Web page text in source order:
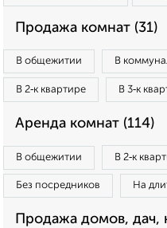
Продажа комнат (31)
В общежитии В
В 2‑к квартире В 3‑к
Аренда комнат (114)
В общежитии В 2‑к
Без посредников На
Продажа домов, дач,